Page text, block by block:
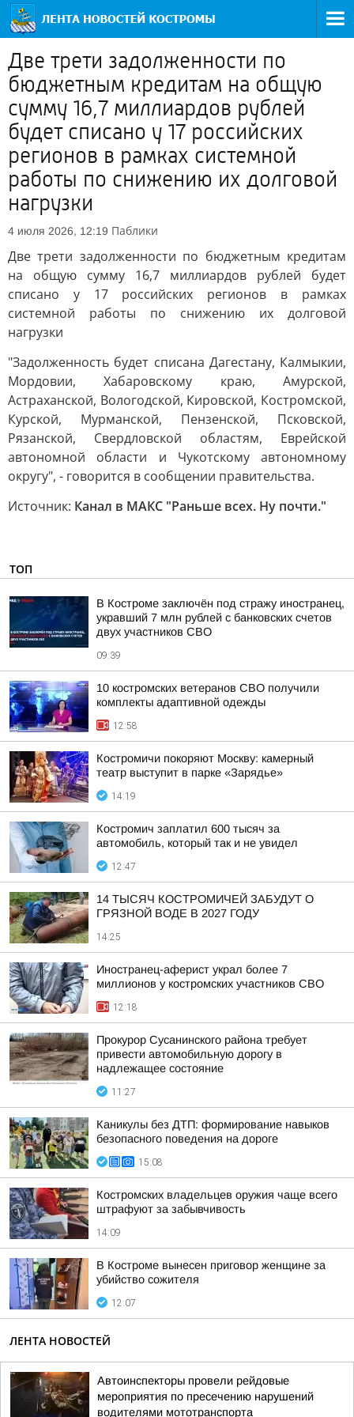
Две трети задолженности по
бюджетным кредитам на общую
сумму 16,7 миллиардов рублей
будет списано у 17 российских
регионов в рамках системной
работы по снижению их долговой
нагрузки
4 июля 2026, 12:19 Паблики
Две трети задолженности по бюджетным кредитам
на общую сумму 16,7 миллиардов рублей будет
списано у 17 российских регионов в рамках
системной работы по снижению их долговой
нагрузки
"Задолженность будет списана Дагестану, Калмыкии,
Мордовии, Хабаровскому краю, Амурской,
Астраханской, Вологодской, Кировской, Костромской,
Курской, Мурманской, Пензенской, Псковской,
Рязанской, Свердловской областям, Еврейской
автономной области и Чукотскому автономному
округу", - говорится в сообщении правительства.
Источник: Канал в МАКС "Раньше всех. Ну почти."
ТОП
В Костроме заключён под стражу иностранец,
укравший 7 млн рублей с банковских счетов
двух участников СВО
09:39
10 костромских ветеранов СВО получили
комплекты адаптивной одежды
12:58
Костромичи покоряют Москву: камерный
театр выступит в парке «Зарядье»
14:19
Костромич заплатил 600 тысяч за
автомобиль, который так и не увидел
12:47
14 ТЫСЯЧ КОСТРОМИЧЕЙ ЗАБУДУТ О
ГРЯЗНОЙ ВОДЕ В 2027 ГОДУ
14:25
Иностранец-аферист украл более 7
миллионов у костромских участников СВО
12:18
Прокурор Сусанинского района требует
привести автомобильную дорогу в
надлежащее состояние
11:27
Каникулы без ДТП: формирование навыков
безопасного поведения на дороге
15:08
Костромских владельцев оружия чаще всего
штрафуют за забывчивость
14:09
В Костроме вынесен приговор женщине за
убийство сожителя
12:07
ЛЕНТА НОВОСТЕЙ
Автоинспекторы провели рейдовые
мероприятия по пресечению нарушений
водителями мототранспорта